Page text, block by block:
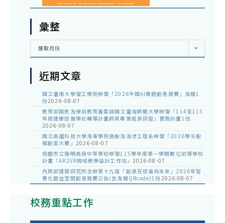
彙整
彙
選取月份
近期文章
國立臺南大學理工學院辦理「2026全國AI專題創意競賽」海報1
份2026-08-07
教育部國民及學前教育署委請國立臺灣師範大學辦理「114至115
年度健康促進學校輔導計畫師資專業成長研習」實施計畫1份
2026-08-07
國立高雄科技大學海事學院造船及海洋工程系辦理「2026學生船
模創客大賽」 2026-08-07
桃園市立陽明高級中等學校辦理115學年度第一學期數位前導學校
計畫「AR2VR跨域教學設計工作坊」 2026-08-07
內政部建築研究所主辦第十九屆「創意狂想巢向未來」2026年智
慧化居住空間創意競賽公告(含海報QRcode)1份2026-08-07
校務重點工作